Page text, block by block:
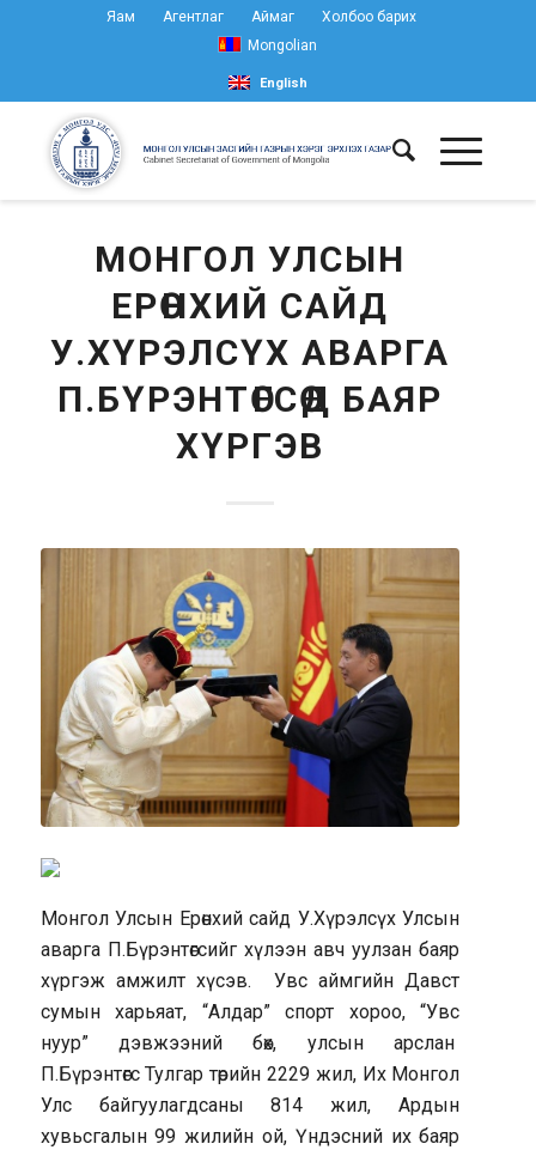
Яам Агентлаг Аймаг
Холбоо барих
Mongolian
English
МОНГОЛ УЛСЫН
ЕРӨНХИЙ САЙД
У.ХҮРЭЛСҮХ АВАРГА
П.БҮРЭНТӨГСӨД БАЯР
ХҮРГЭВ
Монгол Улсын Ерөнхий сайд У.Хүрэлсүх Улсын
аварга П.Бүрэнтөгсийг хүлээн авч уулзан баяр
хүргэж амжилт хүсэв. Увс аймгийн Давст
сумын харьяат, “Алдар” спорт хороо, “Увс
нуур” дэвжээний бөх, улсын арслан
П.Бүрэнтөгс Тулгар төрийн 2229 жил, Их Монгол
Улс байгуулагдсаны 814 жил, Ардын
хувьсгалын 99 жилийн ой, Үндэсний их баяр